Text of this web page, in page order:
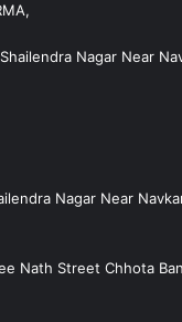
Nagar Near
Nagar Near
Nath Street Chhota